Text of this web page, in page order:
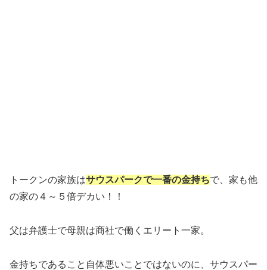
トークンの家族はサウスパークで一番の金持ちで、家も他
の家の４～５倍デカい！！
父は弁護士で母親は商社で働くエリート一家。
金持ちであること自体悪いことではないのに、サウスパー